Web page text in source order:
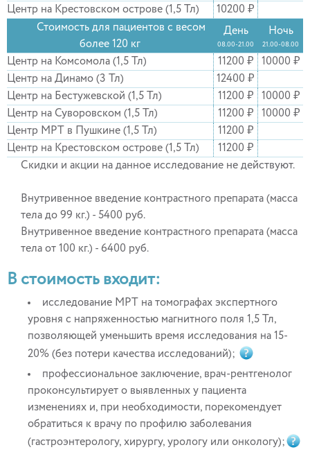
Центр на Крестовском острове (1,5 Тл)
10200 ₽
Стоимость для пациентов с весом
более 120 кг
День
08.00-21.00
Ночь
21.00-08.00
Центр на Комсомола (1,5 Тл) 11200 ₽
10000 ₽
Центр на Динамо (3 Тл)
12400 ₽
Центр на Бестужевской (1,5 Тл)
11200 ₽
10000 ₽
Центр на Суворовском (1,5 Тл)
11200 ₽
10000 ₽
Центр МРТ в Пушкине (1,5 Тл)
11200 ₽
Центр на Крестовском острове (1,5 Тл)
11200 ₽
Скидки и акции на данное исследование не действуют.
Внутривенное введение контрастного препарата (масса
тела до 99 кг.) - 5400 руб.
Внутривенное введение контрастного препарата (масса
тела от 100 кг.) - 6400 руб.
В стоимость входит:
исследование МРТ на томографах экспертного
уровня с напряженностью магнитного поля 1,5 Тл,
позволяющей уменьшить время исследования на 15-
20% (без потери качества исследований);
профессиональное заключение, врач-рентгенолог
проконсультирует о выявленных у пациента
изменениях и, при необходимости, порекомендует
обратиться к врачу по профилю заболевания
(гастроэнтерологу, хирургу, урологу или онкологу);